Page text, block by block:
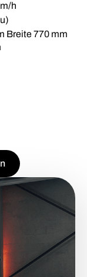
h
Breite 770 mm
Cell